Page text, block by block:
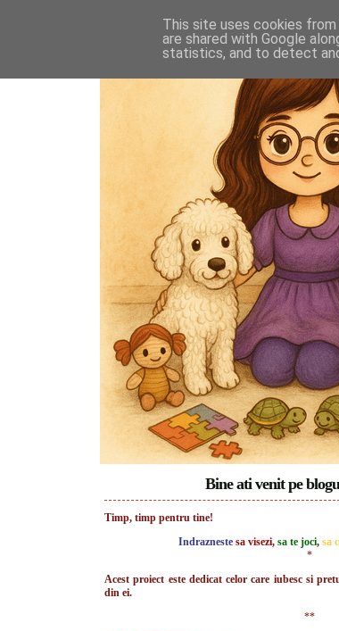
Bine ati venit pe
Timp, timp pentru tine!
Indrazneste sa visezi, sa te joci, sa
*
Acest proiect este dedicat celor care iubesc si
din ei.
**
This site uses cookies
are shared with Google
statistics, and to detect